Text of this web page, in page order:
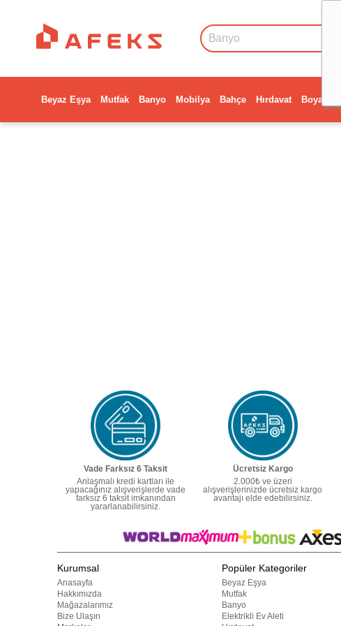
Beyaz Eşya Mutfak Banyo Mobilya Bahçe Hırdavat Boya
Vade Farksız 6 Taksit
Anlaşmalı kredi kartları ile
yapacağınız alışverişlerde vade
farksız 6 taksit imkanından
yararlanabilirsiniz.
Ücretsiz Kargo
2.000₺ ve üzeri
alışverişlerinizde ücretsiz kargo
avantajı elde edebilirsiniz.
Kurumsal
Anasayfa
Hakkımızda
Mağazalarımız
Bize Ulaşın
Popüler Kategoriler
Beyaz Eşya
Mutfak
Banyo
Elektrikli Ev Aleti